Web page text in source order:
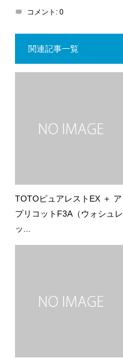
コメント: 0
関連記事一覧
TOTOピュアレストEX ＋ ア
プリコットF3A（ウォシュレ
ッ...